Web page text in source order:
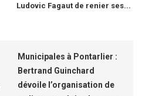
Ludovic Fagaut de renier ses...
Municipales à Pontarlier :
Bertrand Guinchard
dévoile l’organisation de